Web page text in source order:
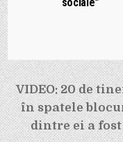
Navigare
în
articole
VIDEO: 20 de
în spatele
dintre ei a